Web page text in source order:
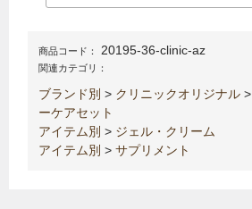
商品コード： 20195-36-clinic-az
関連カテゴリ：
ブランド別 > クリニックオリジナル>
ーケアセット
アイテム別 > ジェル・クリーム
アイテム別 > サプリメント